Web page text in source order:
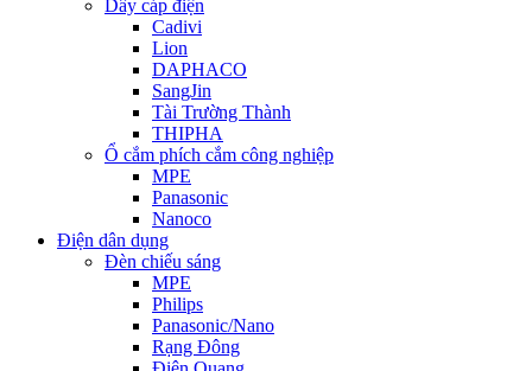
Dây cáp điện
Cadivi
Lion
DAPHACO
SangJin
Tài Trường Thành
THIPHA
Ổ cắm phích cắm công nghiệp
MPE
Panasonic
Nanoco
Điện dân dụng
Đèn chiếu sáng
MPE
Philips
Panasonic/Nano
Rạng Đông